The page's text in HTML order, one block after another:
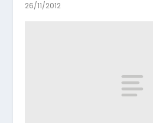
26/11/2012